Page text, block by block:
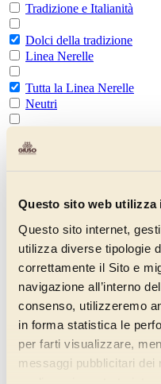
Questo sito web utilizza
Questo sito internet,
utilizza diverse tipologie
correttamente il Sito e
navigazione all’interno
consenso, utilizzeremo
in forma statistica le
per farti visualizzare,
messaggi pubblicitari dei
Tradizione e Italianità
Dolci della tradizione
Linea Nerelle
Tutta la Linea Nerelle
Neutri
Basi per gelato
Basi per gelato frutta
Basi per gelato alcolico
Base complet
Base evoluzione
Base assoluta